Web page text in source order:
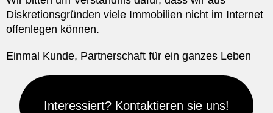
Diskretionsgründen viele Immobilien nicht im Internet
offenlegen können.
Einmal Kunde, Partnerschaft für ein ganzes Leben
Interessiert? Kontaktieren sie uns!